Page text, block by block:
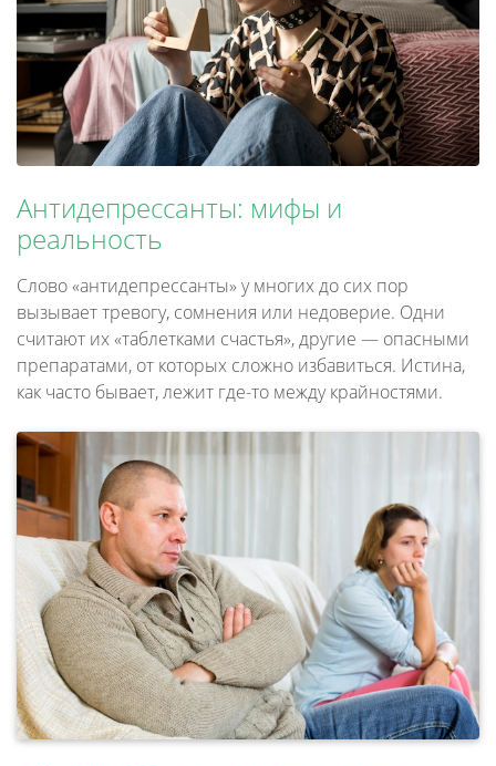
Антидепрессанты: мифы и
реальность
Слово «антидепрессанты» у многих до сих пор
вызывает тревогу, сомнения или недоверие. Одни
считают их «таблетками счастья», другие — опасными
препаратами, от которых сложно избавиться. Истина,
как часто бывает, лежит где-то между крайностями.